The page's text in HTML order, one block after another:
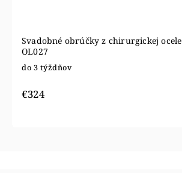
Svadobné obrúčky z chirurgickej ocele
OL027
do 3 týždňov
€324